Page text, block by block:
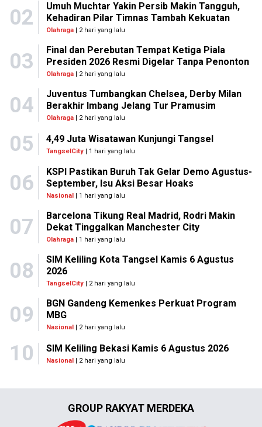
02
Umuh Muchtar Yakin Persib Makin Tangguh,
Kehadiran Pilar Timnas Tambah Kekuatan
Olahraga| 2 hari yang lalu
03
Final dan Perebutan Tempat Ketiga Piala
Presiden 2026 Resmi Digelar Tanpa Penonton
Olahraga| 2 hari yang lalu
04
Juventus Tumbangkan Chelsea, Derby Milan
Berakhir Imbang Jelang Tur Pramusim
Olahraga| 2 hari yang lalu
05 4,49 Juta Wisatawan Kunjungi Tangsel
TangselCity | 1 hari yang lalu
06
KSPI Pastikan Buruh Tak Gelar Demo Agustus-
September, Isu Aksi Besar Hoaks
Nasional| 1 hari yang lalu
07
Barcelona Tikung Real Madrid, Rodri Makin
Dekat Tinggalkan Manchester City
Olahraga| 1 hari yang lalu
08
SIM Keliling Kota Tangsel Kamis 6 Agustus
2026
TangselCity| 2 hari yang lalu
09
BGN Gandeng Kemenkes Perkuat Program
MBG
Nasional| 2 hari yang lalu
10 SIM Keliling Bekasi Kamis 6 Agustus 2026
Nasional | 2 hari yang lalu
GROUP RAKYAT MERDEKA